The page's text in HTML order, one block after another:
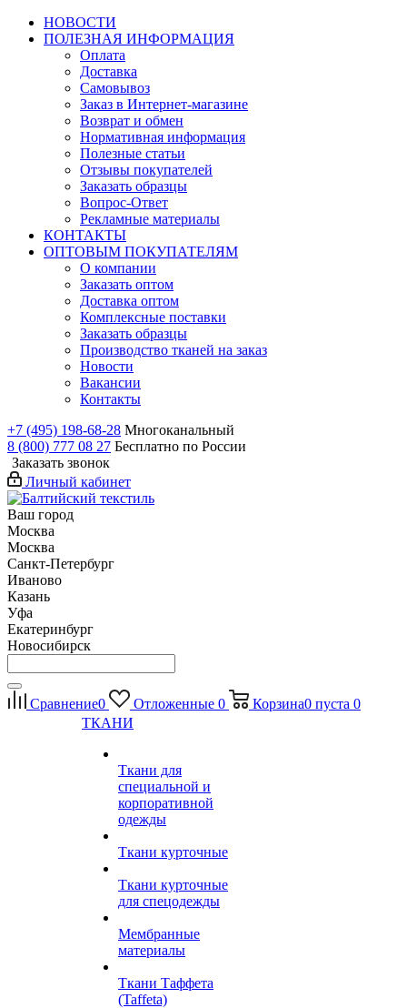
НОВОСТИ
ПОЛЕЗНАЯ ИНФОРМАЦИЯ
Оплата
Доставка
Самовывоз
Заказ в Интернет-магазине
Возврат и обмен
Нормативная информация
Полезные статьи
Отзывы покупателей
Заказать образцы
Вопрос-Ответ
Рекламные материалы
КОНТАКТЫ
ОПТОВЫМ ПОКУПАТЕЛЯМ
О компании
Заказать оптом
Доставка оптом
Комплексные поставки
Заказать образцы
Производство тканей на заказ
Новости
Вакансии
Контакты
+7 (495) 198-68-28 Многоканальный
8 (800) 777 08 27 Бесплатно по России
Заказать звонок
Личный кабинет
Ваш город
Москва
Москва
Санкт-Петербург
Иваново
Казань
Уфа
Екатеринбург
Новосибирск
Сравнение0 Отложенные 0 Корзина0 пуста 0
ТКАНИ
Ткани для
специальной и
корпоративной
одежды
Ткани курточные
Ткани курточные
для спецодежды
Мембранные
материалы
Ткани Таффета
(Taffeta)